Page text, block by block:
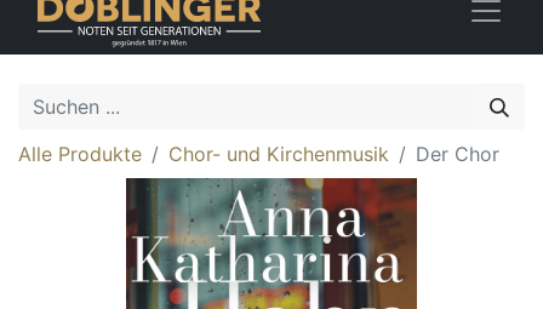
Alle Produkte Chor- und Kirchenmusik Der Chor